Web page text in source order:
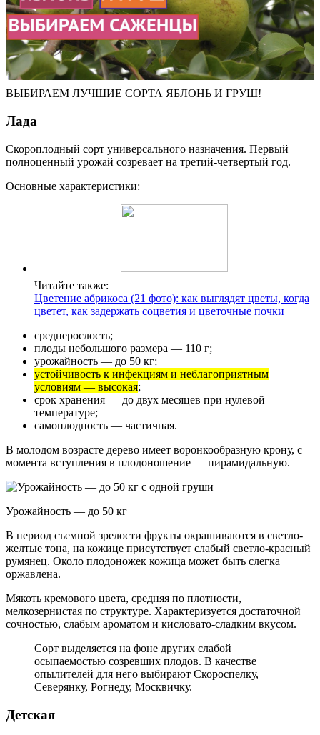
ВЫБИРАЕМ ЛУЧШИЕ СОРТА ЯБЛОНЬ И ГРУШ!
Лада
Скороплодный сорт универсального назначения. Первый
полноценный урожай созревает на третий-четвертый год.
Основные характеристики:
Читайте также:
Цветение абрикоса (21 фото): как выглядят цветы, когда
цветет, как задержать соцветия и цветочные почки
среднерослость;
плоды небольшого размера — 110 г;
урожайность — до 50 кг;
устойчивость к инфекциям и неблагоприятным
условиям — высокая;
срок хранения — до двух месяцев при нулевой
температуре;
самоплодность — частичная.
В молодом возрасте дерево имеет воронкообразную крону, с
момента вступления в плодоношение — пирамидальную.
Урожайность — до 50 кг
В период съемной зрелости фрукты окрашиваются в светло-
желтые тона, на кожице присутствует слабый светло-красный
румянец. Около плодоножек кожица может быть слегка
оржавлена.
Мякоть кремового цвета, средняя по плотности,
мелкозернистая по структуре. Характеризуется достаточной
сочностью, слабым ароматом и кисловато-сладким вкусом.
Сорт выделяется на фоне других слабой
осыпаемостью созревших плодов. В качестве
опылителей для него выбирают Скороспелку,
Северянку, Рогнеду, Москвичку.
Детская